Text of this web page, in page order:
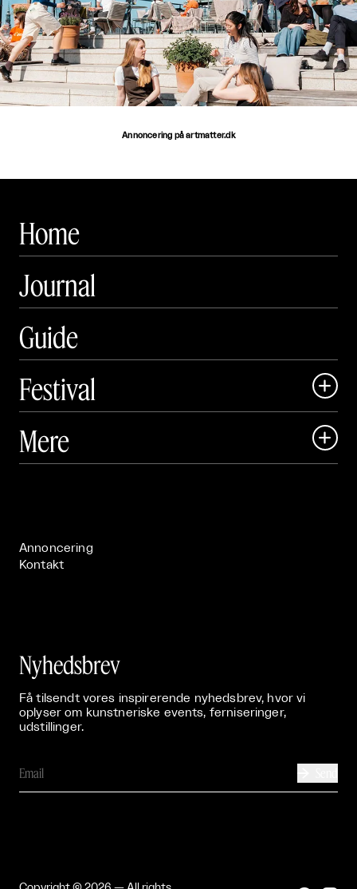
Annoncering på artmatter.dk
Home
Journal
Guide
Festival

 Art Matter Festival
Mere 
Annoncering
Kontakt
Nyhedsbrev
Få tilsendt vores inspirerende nyhedsbrev, hvor vi
oplyser om kunstneriske events, ferniseringer,
udstillinger.